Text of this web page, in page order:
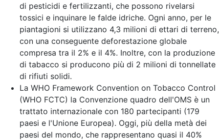
di pesticidi e fertilizzanti, che possono rivelarsi
tossici e inquinare le falde idriche. Ogni anno, per le
piantagioni si utilizzano 4,3 milioni di ettari di terreno,
con una conseguente deforestazione globale
compresa tra il 2% e il 4%. Inoltre, con la produzione
di tabacco si producono più di 2 milioni di tonnellate
di rifiuti solidi.
La WHO Framework Convention on Tobacco Control
(WHO FCTC) la Convenzione quadro dell'OMS è un
trattato internazionale con 180 partecipanti (179
paesi e l'Unione Europea). Oggi, più della metà dei
paesi del mondo, che rappresentano quasi il 40%